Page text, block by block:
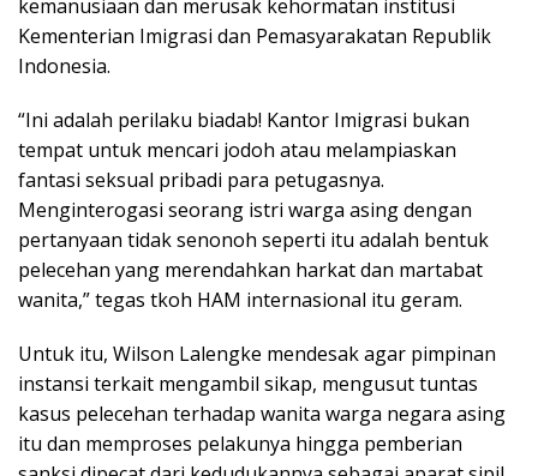
kemanusiaan dan merusak kehormatan institusi
Kementerian Imigrasi dan Pemasyarakatan Republik
Indonesia.
“Ini adalah perilaku biadab! Kantor Imigrasi bukan
tempat untuk mencari jodoh atau melampiaskan
fantasi seksual pribadi para petugasnya.
Menginterogasi seorang istri warga asing dengan
pertanyaan tidak senonoh seperti itu adalah bentuk
pelecehan yang merendahkan harkat dan martabat
wanita,” tegas tkoh HAM internasional itu geram.
Untuk itu, Wilson Lalengke mendesak agar pimpinan
instansi terkait mengambil sikap, mengusut tuntas
kasus pelecehan terhadap wanita warga negara asing
itu dan memproses pelakunya hingga pemberian